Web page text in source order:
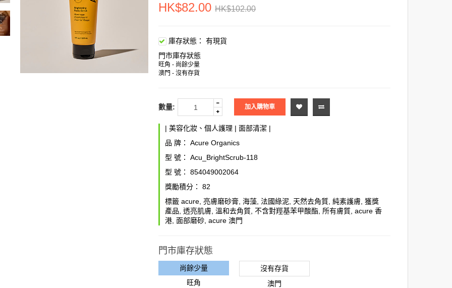
HK$82.00HK$102.00
庫存狀態：
有現貨
門市庫存狀態
旺角 - 尚餘少量
澳門 - 沒有存貨
數量: 加入購物車
|美容化妝、個人護理 |面部清潔 |
品 牌：
Acure Organics
型 號：
Acu_BrightScrub-118
型 號：
854049002064
獎勵積分：
82
標籤 acure ,亮膚磨砂膏 ,海藻 法國綠泥 天然去角質 ,純素護膚 ,獲獎
產品 ,透亮肌膚 ,溫和去角質 ,不含對羥基苯甲酸酯 所有膚質 ,acure 香
港 ,面部磨砂 ,acure 澳門
門市庫存狀態
尚餘少量
旺角
沒有存貨
澳門